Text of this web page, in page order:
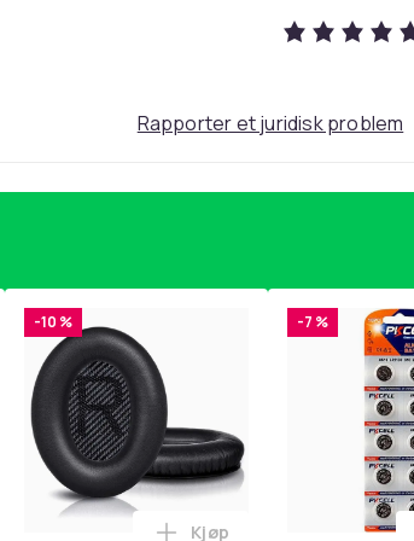
til matlagingens kunst samtidig som du
barn, Barnevennlig kjøkkensett,
5e965092-0acb-5536-99ca-8b3d93447520
Rapporter et juridisk problem
-10 %
Kjøp
-7 %